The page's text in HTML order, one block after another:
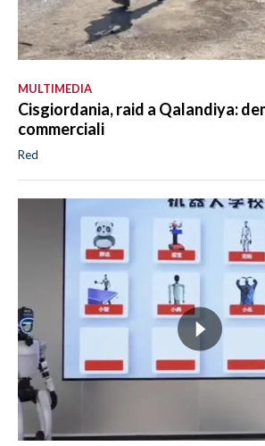
MULTIMEDIA
Cisgiordania, raid a Qalandiya:
commerciali
Red